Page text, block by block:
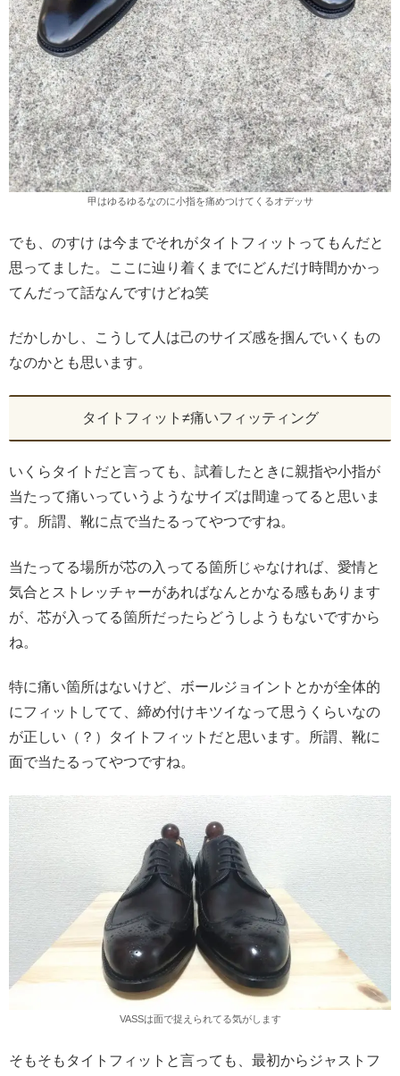
甲はゆるゆるなのに小指を痛めつけてくるオデッサ
でも、のすけ は今までそれがタイトフィットってもんだと
思ってました。ここに辿り着くまでにどんだけ時間かかっ
てんだって話なんですけどね笑
だかしかし、こうして人は己のサイズ感を掴んでいくもの
なのかとも思います。
タイトフィット≠痛いフィッティング
いくらタイトだと言っても、試着したときに親指や小指が
当たって痛いっていうようなサイズは間違ってると思いま
す。所謂、靴に点で当たるってやつですね。
当たってる場所が芯の入ってる箇所じゃなければ、愛情と
気合とストレッチャーがあればなんとかなる感もあります
が、芯が入ってる箇所だったらどうしようもないですから
ね。
特に痛い箇所はないけど、ボールジョイントとかが全体的
にフィットしてて、締め付けキツイなって思うくらいなの
が正しい（？）タイトフィットだと思います。所謂、靴に
面で当たるってやつですね。
VASSは面で捉えられてる気がします
そもそもタイトフィットと言っても、最初からジャストフ